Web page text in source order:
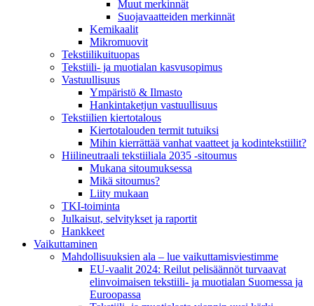
Muut merkinnät
Suojavaatteiden merkinnät
Kemikaalit
Mikromuovit
Tekstiilikuitu­opas
Tekstiili- ja muotialan kasvusopimus
Vastuullisuus
Ympäristö & Ilmasto
Hankintaketjun vastuullisuus
Tekstiilien kiertotalous
Kiertotalouden termit tutuiksi
Mihin kierrättää vanhat vaatteet ja kodintekstiilit?
Hiilineutraali tekstiiliala 2035 -sitoumus
Mukana sitoumuksessa
Mikä sitoumus?
Liity mukaan
TKI-toiminta
Julkaisut, selvitykset ja raportit
Hankkeet
Vaikuttaminen
Mahdollisuuksien ala – lue vaikuttamis­viestimme
EU-vaalit 2024: Reilut pelisäännöt turvaavat
elinvoimaisen tekstiili- ja muotialan Suomessa ja
Euroopassa